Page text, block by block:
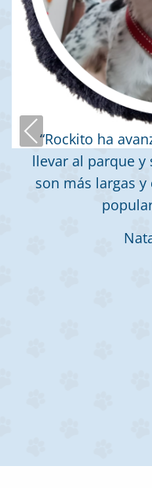
“Rockito ha
llevar al parque y
son más largas y
Previous